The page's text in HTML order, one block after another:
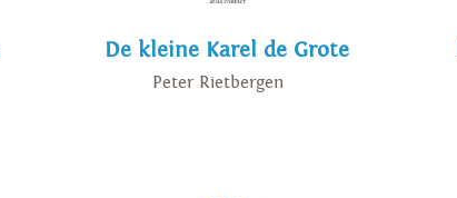
De kleine Karel de Grote
Peter Rietbergen